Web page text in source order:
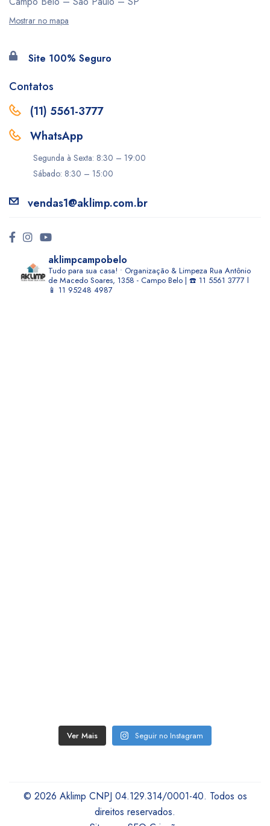
Mostrar no mapa
Site 100% Seguro
Contatos
(11) 5561-3777
WhatsApp
Segunda à Sexta: 8:30 – 19:00
Sábado: 8:30 – 15:00
vendas1@aklimp.com.br
aklimpcampobelo
Tudo para sua casa! • Organização & Limpeza Rua Antônio
de Macedo Soares, 1358 - Campo Belo | ☎️ 11 5561 3777 l
📱 11 95248 4987
Ver Mais Seguir no Instagram
© 2026 Aklimp CNPJ 04.129.314/0001-40. Todos os
direitos reservados.